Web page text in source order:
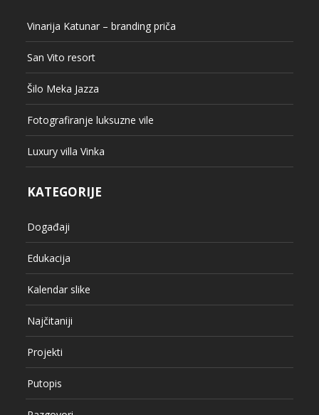
Vinarija Katunar – branding priča
San Vito resort
Šilo Meka Jazza
Fotografiranje luksuzne vile
Luxury villa Vinka
KATEGORIJE
Događaji
Edukacija
Kalendar slike
Najčitaniji
Projekti
Putopis